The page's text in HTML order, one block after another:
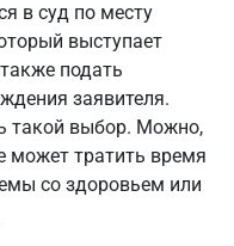
в суд по месту
выступает
подать
заявителя.
такой выбор. Можно,
может тратить время
со здоровьем или